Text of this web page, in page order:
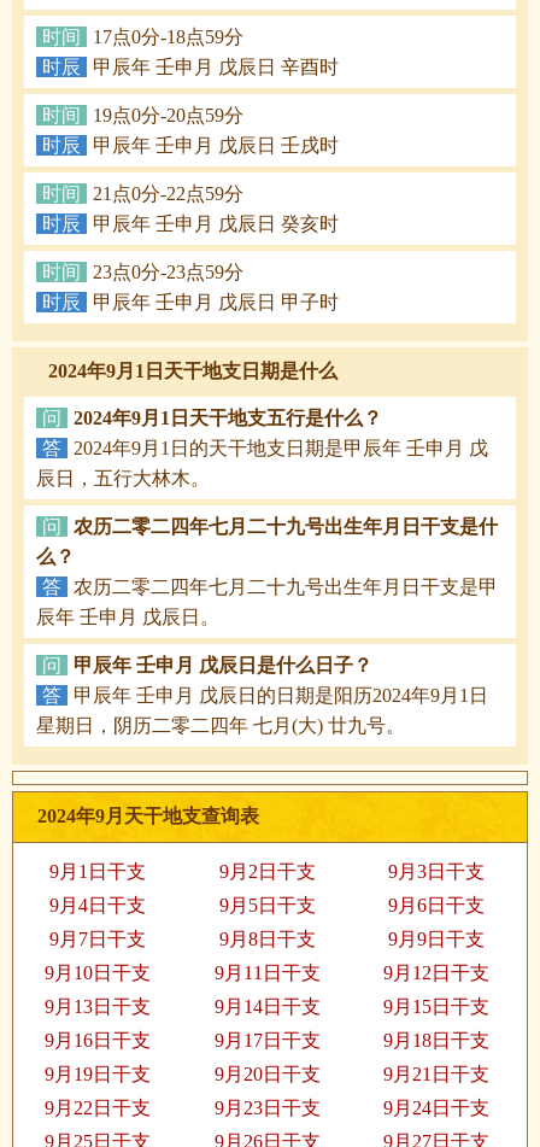
时间
17点0分-18点59分
时辰
甲辰年 壬申月 戊辰日 辛酉时
时间
19点0分-20点59分
时辰
甲辰年 壬申月 戊辰日 壬戌时
时间
21点0分-22点59分
时辰
甲辰年 壬申月 戊辰日 癸亥时
时间
23点0分-23点59分
时辰
甲辰年 壬申月 戊辰日 甲子时
2024年9月1日天干地支日期是什么
问
2024年9月1日天干地支五行是什么？
答
2024年9月1日的天干地支日期是甲辰年 壬申月 戊
辰日，五行大林木。
问
农历二零二四年七月二十九号出生年月日干支是什
么？
答 农历二零二四年七月二十九号出生年月日干支是甲
辰年 壬申月 戊辰日。
问
甲辰年 壬申月 戊辰日是什么日子？
答
甲辰年 壬申月 戊辰日的日期是阳历2024年9月1日
星期日，阴历二零二四年 七月(大) 廿九号。
2024年9月天干地支查询表
9月1日干支 9月2日干支
9月3日干支
9月4日干支
9月5日干支
9月6日干支
9月7日干支
9月8日干支
9月9日干支
9月10日干支
9月11日干支
9月12日干支
9月13日干支
9月14日干支
9月15日干支
9月16日干支
9月17日干支
9月18日干支
9月19日干支
9月20日干支
9月21日干支
9月22日干支
9月23日干支
9月24日干支
9月25日干支
9月26日干支
9月27日干支